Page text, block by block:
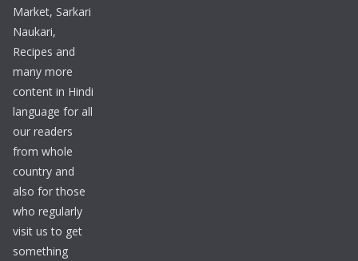
Market, Sarkari
Naukari,
Recipes and
many more
content in Hindi
language for all
our readers
from whole
country and
also for those
who regularly
visit us to get
something